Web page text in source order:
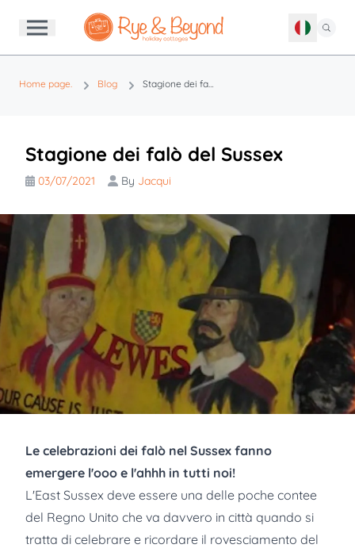
Home page. Blog Stagione dei falò del Sussex
Stagione dei falò del Sussex
03/07/2021 By Jacqui
Le celebrazioni dei falò nel Sussex fanno
emergere l'ooo e l'ahhh in tutti noi!
L'East Sussex deve essere una delle poche contee
del Regno Unito che va davvero in città quando si
tratta di celebrare e ricordare il rovesciamento del